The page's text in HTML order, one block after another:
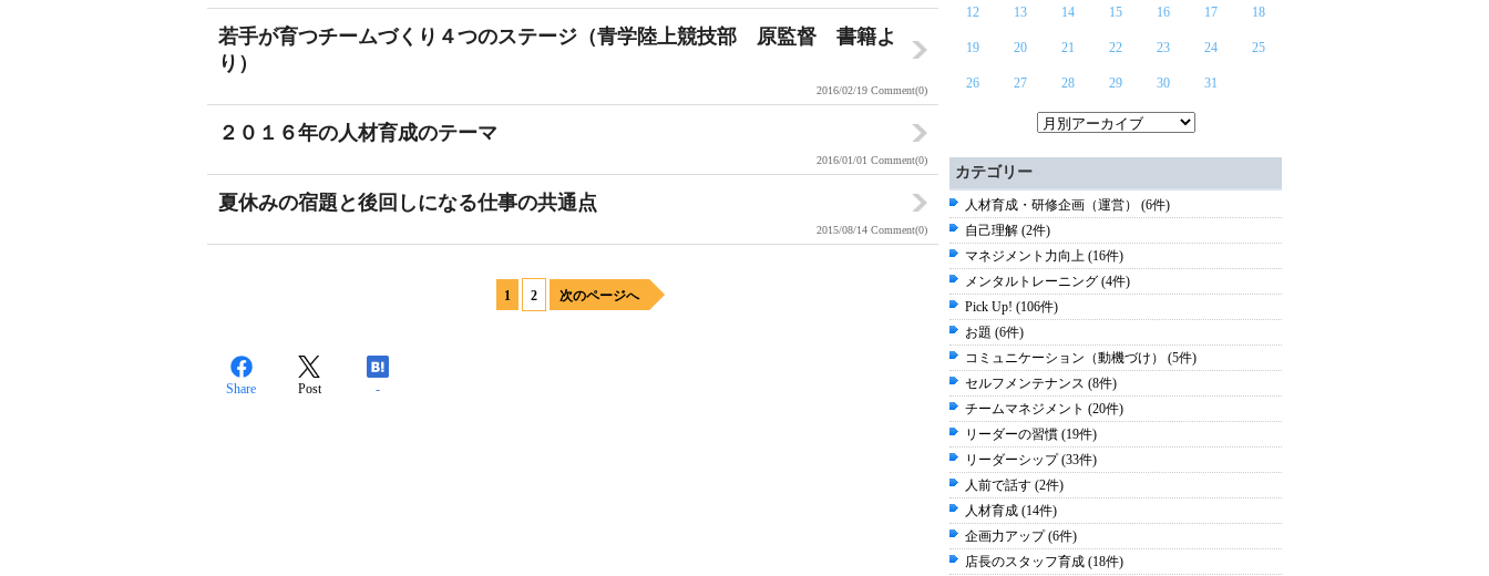
若手が育つチームづくり４つのステージ（青学陸上競技部 原監督 書籍よ
り）
2016/02/19 Comment(0)
２０１６年の人材育成のテーマ
2016/01/01 Comment(0)
夏休みの宿題と後回しになる仕事の共通点
2015/08/14 Comment(0)
1 2 次のページへ
Share Post -
12 13 14 15 16 17 18
19 20 21 22 23 24 25
26 27 28 29 30 31
カテゴリー
人材育成・研修企画（運営） (6件)
自己理解 (2件)
マネジメント力向上 (16件)
メンタルトレーニング (4件)
Pick Up! (106件)
お題 (6件)
コミュニケーション（動機づけ） (5件)
セルフメンテナンス (8件)
チームマネジメント (20件)
リーダーの習慣 (19件)
リーダーシップ (33件)
人前で話す (2件)
人材育成 (14件)
企画力アップ (6件)
店長のスタッフ育成 (18件)